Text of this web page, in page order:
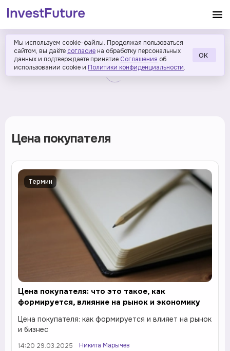
Мы используем cookie-файлы. Продолжая пользоваться
сайтом, вы даёте согласие на обработку персональных
данных и подтверждаете принятие Соглашения об
использовании cookie и Политики конфиденциальности.
ОК
Цена покупателя
Термин
Цена покупателя: что это такое, как
формируется, влияние на рынок и экономику
Цена покупателя: как формируется и влияет на рынок
и бизнес
14:20 29.03.2025 Никита Марычев